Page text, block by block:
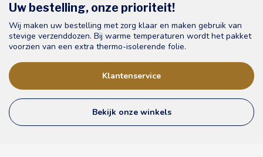
Uw bestelling, onze prioriteit!
Wij maken uw bestelling met zorg klaar en maken gebruik van
stevige verzenddozen. Bij warme temperaturen wordt het pakket
voorzien van een extra thermo-isolerende folie.
Klantenservice
Bekijk onze winkels